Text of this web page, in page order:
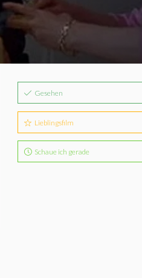
Gesehen
Lieblingsfilm
Schaue ich gerade